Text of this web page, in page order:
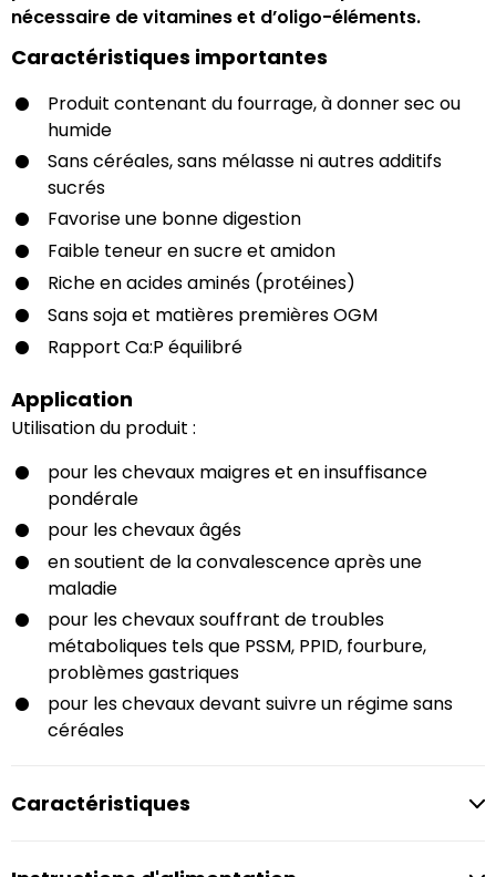
nécessaire de vitamines et d’oligo-éléments.
Caractéristiques importantes
Produit contenant du fourrage, à donner sec ou
humide
Sans céréales, sans mélasse ni autres additifs
sucrés
Favorise une bonne digestion
Faible teneur en sucre et amidon
Riche en acides aminés (protéines)
Sans soja et matières premières OGM
Rapport Ca:P équilibré
Application
Utilisation du produit :
pour les chevaux maigres et en insuffisance
pondérale
pour les chevaux âgés
en soutient de la convalescence après une
maladie
pour les chevaux souffrant de troubles
métaboliques tels que PSSM, PPID, fourbure,
problèmes gastriques
pour les chevaux devant suivre un régime sans
céréales
Caractéristiques